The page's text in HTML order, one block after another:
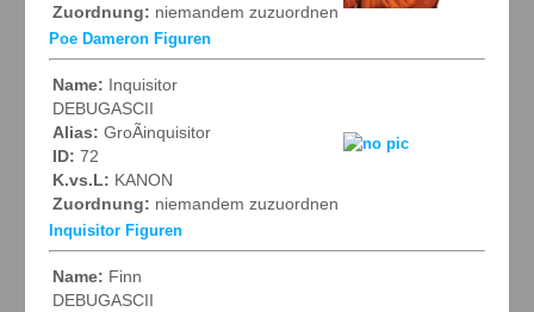
Zuordnung: niemandem zuzuordnen
Poe Dameron Figuren
Name: Inquisitor
DEBUGASCII
Alias: GroÃinquisitor
ID: 72
K.vs.L: KANON
Zuordnung: niemandem zuzuordnen
Inquisitor Figuren
Name: Finn
DEBUGASCII